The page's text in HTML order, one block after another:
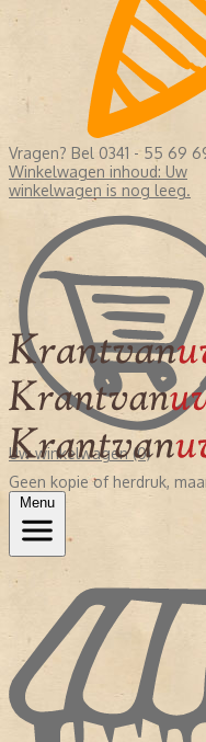
Vragen? Bel 0341 - 55 69
Winkelwagen inhoud: Uw
winkelwagen is nog leeg.
Uw winkelwagen (0)
Geen kopie of herdruk,
Menu